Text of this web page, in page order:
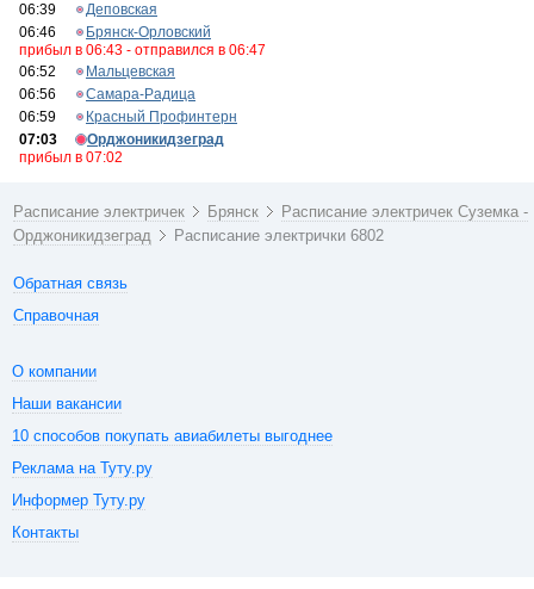
06:39
Деповская
06:46
Брянск-Орловский
прибыл в 06:43 - отправился в 06:47
06:52
Мальцевская
06:56
Самара-Радица
06:59
Красный Профинтерн
07:03
Орджоникидзеград
прибыл в 07:02
Расписание электричек Брянск
Расписание электричек Суземка -
Орджоникидзеград
Расписание электрички 6802
Обратная связь
Справочная
О компании
Наши вакансии
10 способов покупать авиабилеты выгоднее
Реклама на Туту.ру
Информер Туту.ру
Контакты